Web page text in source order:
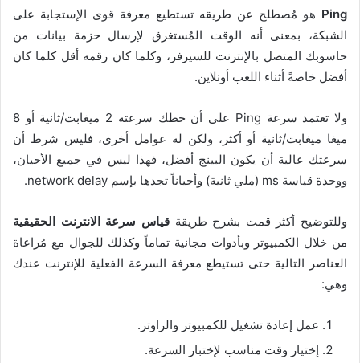
Ping هو مُصطلح عن طريقه تستطيع معرفة قوى الإستجابة على
الشبكة، بمعنى أنه الوقت المُستغرق لإرسال حزمة بيانات من
حاسوبك المتصل بالإنترنت للسيرفر، وكلما كان رقمه أقل كلما كان
أفضل خاصةً أثناء اللعب أونلاين.
ولا تعتمد سرعة Ping على أن خطك سرعته 2 ميغابت/ثانية أو 8
ميغا ميغابت/ثانية أو أكثر، ولكن له عوامل أخرى، فليس شرط أن
سرعتك عالية أن يكون البينج أفضل، فهذا ليس في جميع الأحيان،
ووحدة قياسة ms (ملي ثانية) وأحياناً تجدها بإسم network delay.
وللتوضيح أكثر قمت بشرح طريقةقياس سرعة الانترنت الحقيقية
من خلال الكمبيوتر وبأدوات مجانية تماماً وكذلك للجوال مع مُراعاة
العناصر التالية حتى تستيطع معرفة السرعة الفعلية للإنترنت عندك
وهي:
عمل إعادة تشغيل للكمبيوتر والراوتر.
إختيار وقت مناسب لإختبار السرعة.